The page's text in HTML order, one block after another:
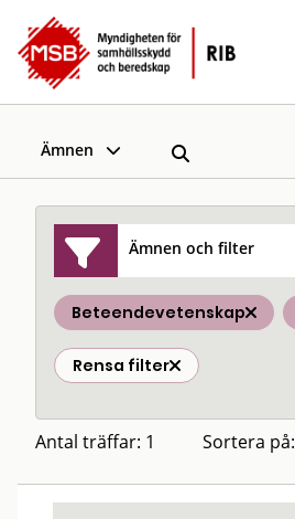
Ämnen
Ämnen och filter
Beteendevetenskap
Rensa filter
Antal träffar: 1 Sortera på: